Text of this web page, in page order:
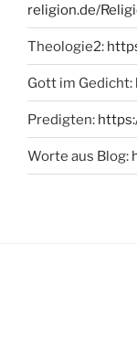
religion.de/
Theologie2:
Gott im Gedicht:
Predigten:
Worte aus Blog: